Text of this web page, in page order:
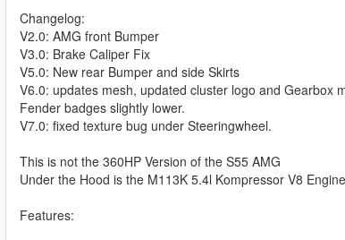
Changelog:
V2.0: AMG front Bumper
V3.0: Brake Caliper Fix
V5.0: New rear Bumper and side Skirts
V6.0: updates mesh, updated cluster logo and Gearbox
Fender badges slightly lower.
V7.0: fixed texture bug under Steeringwheel.
This is not the 360HP Version of the S55 AMG
Under the Hood is the M113K 5.4l Kompressor V8
Features: